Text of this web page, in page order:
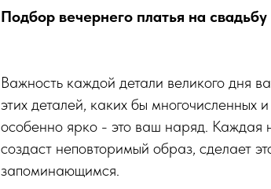
Подбор вечернего платья на
Важность каждой детали великого дня
этих деталей, каких бы многочисленных
особенно ярко - это ваш наряд. Каждая
создаст неповторимый образ, сделает
запоминающимся.